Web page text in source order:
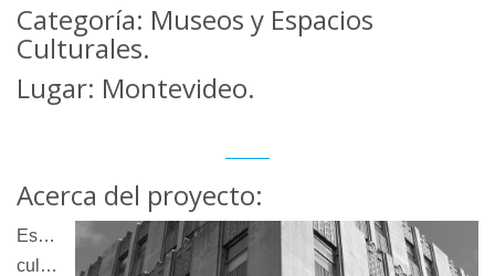
Categoría: Museos y Espacios
Culturales.
Lugar: Montevideo.
Acerca del proyecto:
Espacio
cultural